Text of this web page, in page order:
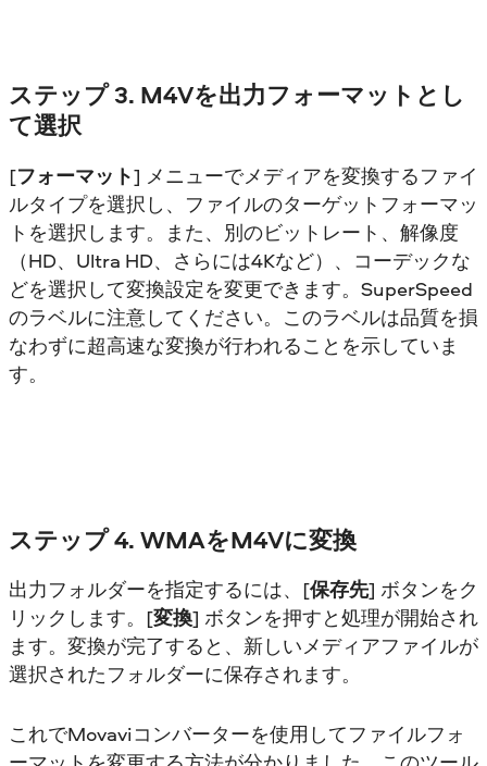
ステップ 3. M4Vを出力フォーマットとし
て選択
[フォーマット] メニューでメディアを変換するファイ
ルタイプを選択し、ファイルのターゲットフォーマッ
トを選択します。また、別のビットレート、解像度
（HD、Ultra HD、さらには4Kなど）、コーデックな
どを選択して変換設定を変更できます。SuperSpeed
のラベルに注意してください。このラベルは品質を損
なわずに超高速な変換が行われることを示していま
す。
ステップ 4. WMAをM4Vに変換
出力フォルダーを指定するには、[保存先] ボタンをク
リックします。[変換] ボタンを押すと処理が開始され
ます。変換が完了すると、新しいメディアファイルが
選択されたフォルダーに保存されます。
これでMovaviコンバーターを使用してファイルフォ